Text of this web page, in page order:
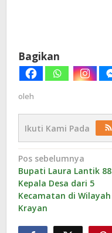
Bagikan
oleh
Ikuti Kami Pada
Navigasi
pos
Pos sebelumnya
Bupati Laura Lantik 88
Kepala Desa dari 5
Kecamatan di Wilayah
Krayan